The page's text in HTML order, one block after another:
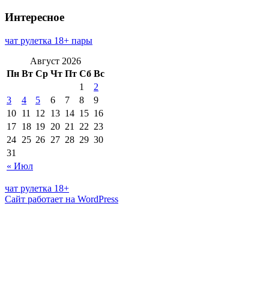
Интересное
чат рулетка 18+ пары
Август 2026
Пн Вт Ср Чт Пт Сб Вс
« Июл
1
2
3
4 5 6 7 8
9
10 11 12 13 14 15 16
17 18 19 20 21 22 23
24 25 26 27 28 29 30
31
чат рулетка 18+
Сайт работает на WordPress